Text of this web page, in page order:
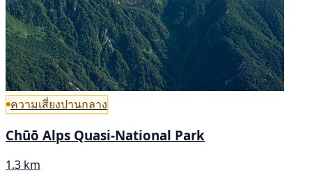
ความเสี่ยงปานกลาง
Chūō Alps Quasi-National Park
1.3 km